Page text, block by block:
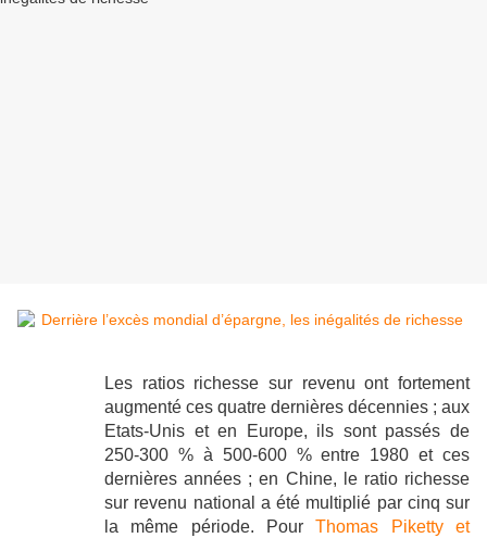
Les ratios richesse sur revenu ont fortement
augmenté ces quatre dernières décennies ; aux
Etats-Unis et en Europe, ils sont passés de
250-300 % à 500-600 % entre 1980 et ces
dernières années ; en Chine, le ratio richesse
sur revenu national a été multiplié par cinq sur
la même période. PourThomas Piketty et